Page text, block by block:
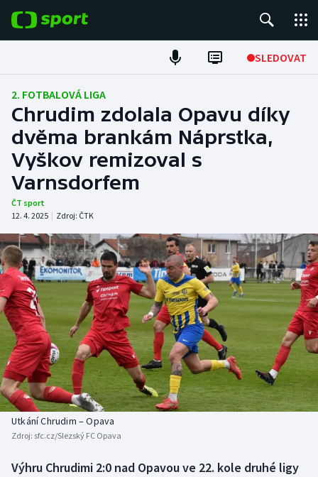
SLEDOVAT
Fotbal
Hokej
Tenis
Atletika
DALŠÍ SPORTY
Americký fotbal
Baseball a softbal
Basketbal
Biatlon
Boby a skeleton
Box
NEPŘEHLÉDNĚTE
Soutěže
Historické návraty
Aplikace ČT sport
AZ kvíz
2. FOTBALOVÁ LIGA
Chrudim zdolala Opavu díky
dvěma brankám Náprstka,
Vyškov remizoval s
Varnsdorfem
ČT sport
12. 4. 2025 | Zdroj: ČTK
Utkání Chrudim – Opava
Zdroj: sfc.cz/Slezský FC Opava
Výhru Chrudimi 2:0 nad Opavou ve 22. kole druhé ligy